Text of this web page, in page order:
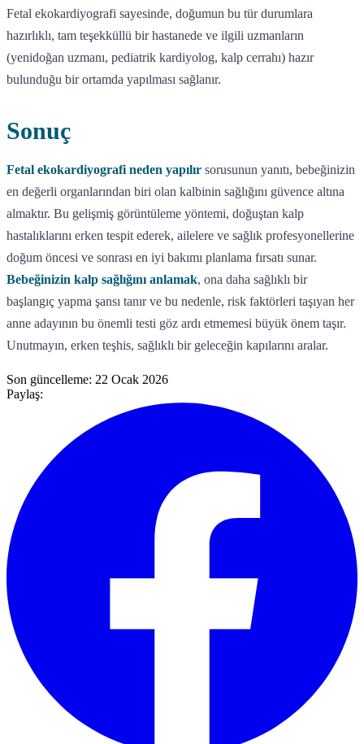
Fetal ekokardiyografi sayesinde, doğumun bu tür durumlara
hazırlıklı, tam teşekküllü bir hastanede ve ilgili uzmanların
(yenidoğan uzmanı, pediatrik kardiyolog, kalp cerrahı) hazır
bulunduğu bir ortamda yapılması sağlanır.
Sonuç
Fetal ekokardiyografi neden yapılır sorusunun yanıtı, bebeğinizin
en değerli organlarından biri olan kalbinin sağlığını güvence altına
almaktır. Bu gelişmiş görüntüleme yöntemi, doğuştan kalp
hastalıklarını erken tespit ederek, ailelere ve sağlık profesyonellerine
doğum öncesi ve sonrası en iyi bakımı planlama fırsatı sunar.
Bebeğinizin kalp sağlığını anlamak, ona daha sağlıklı bir
başlangıç yapma şansı tanır ve bu nedenle, risk faktörleri taşıyan her
anne adayının bu önemli testi göz ardı etmemesi büyük önem taşır.
Unutmayın, erken teşhis, sağlıklı bir geleceğin kapılarını aralar.
Son güncelleme: 22 Ocak 2026
Paylaş: